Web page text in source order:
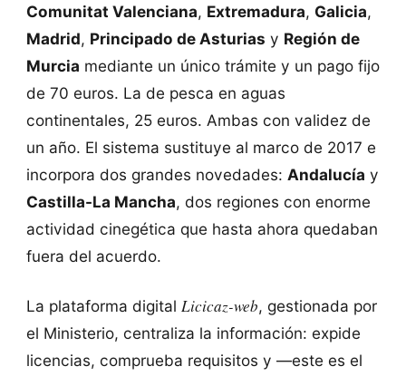
Comunitat Valenciana, Extremadura, Galicia,
Madrid, Principado de Asturias y Región de
Murcia mediante un único trámite y un pago fijo
de 70 euros. La de pesca en aguas
continentales, 25 euros. Ambas con validez de
un año. El sistema sustituye al marco de 2017 e
incorpora dos grandes novedades: Andalucía y
Castilla-La Mancha, dos regiones con enorme
actividad cinegética que hasta ahora quedaban
fuera del acuerdo.
La plataforma digital Licicaz-web, gestionada por
el Ministerio, centraliza la información: expide
licencias, comprueba requisitos y —este es el